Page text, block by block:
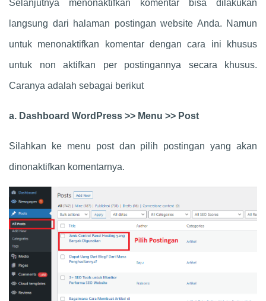
Selanjutnya menonaktifkan komentar bisa dilakukan
langsung dari halaman postingan website Anda. Namun
untuk menonaktifkan komentar dengan cara ini khusus
untuk non aktifkan per postingannya secara khusus.
Caranya adalah sebagai berikut
a. Dashboard WordPress >> Menu >> Post
Silahkan ke menu post dan pilih postingan yang akan
dinonaktifkan komentarnya.